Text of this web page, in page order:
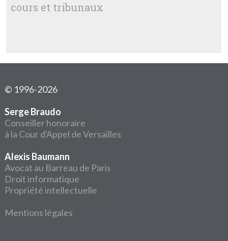
cours et tribunaux
© 1996-2026
Serge Braudo
Conseiller honoraire
à la Cour d'Appel de Versailles
Alexis Baumann
Avocat au Barreau de Paris
Droit informatique
Propriété intellectuelle
Mentions légales